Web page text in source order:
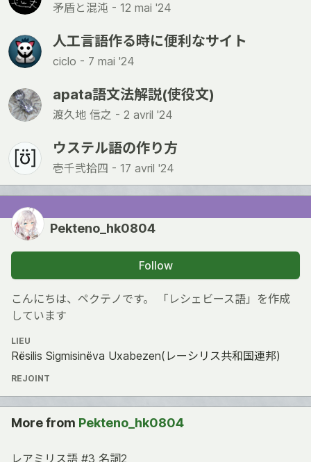
矛盾と混沌 - 12 mai '24
人工言語作る時に便利なサイト
ciclo - 7 mai '24
apata語文法解説(使役文)
渡久地 信之 - 2 avril '24
ウステル語の作り方
壱千弐拾四 - 17 avril '24
Pekteno_hk0804
Follow
こんにちは、ペクテノです。 「レシェビース語」を作成
しています
LIEU
Rësilis Sigmisinëva Uxabezen(レーシリス共和国連邦)
REJOINT
More from Pekteno_hk0804
レアミリス語 #3 名詞2